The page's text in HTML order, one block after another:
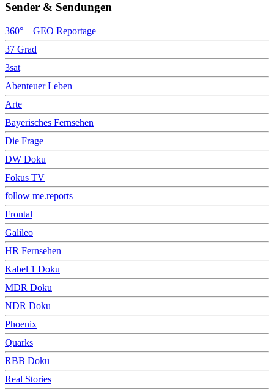
Sender & Sendungen
360° – GEO Reportage
37 Grad
3sat
Abenteuer Leben
Arte
Bayerisches Fernsehen
Die Frage
DW Doku
Fokus TV
follow me.reports
Frontal
Galileo
HR Fernsehen
Kabel 1 Doku
MDR Doku
NDR Doku
Phoenix
Quarks
RBB Doku
Real Stories